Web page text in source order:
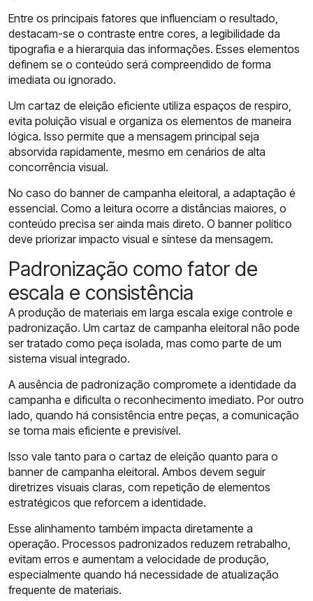
Entre os principais fatores que influenciam o resultado,
destacam-se o contraste entre cores, a legibilidade da
tipografia e a hierarquia das informações. Esses elementos
definem se o conteúdo será compreendido de forma
imediata ou ignorado.
Um cartaz de eleição eficiente utiliza espaços de respiro,
evita poluição visual e organiza os elementos de maneira
lógica. Isso permite que a mensagem principal seja
absorvida rapidamente, mesmo em cenários de alta
concorrência visual.
No caso do banner de campanha eleitoral, a adaptação é
essencial. Como a leitura ocorre a distâncias maiores, o
conteúdo precisa ser ainda mais direto. O banner político
deve priorizar impacto visual e síntese da mensagem.
Padronização como fator de
escala e consistência
A produção de materiais em larga escala exige controle e
padronização. Um cartaz de campanha eleitoral não pode
ser tratado como peça isolada, mas como parte de um
sistema visual integrado.
A ausência de padronização compromete a identidade da
campanha e dificulta o reconhecimento imediato. Por outro
lado, quando há consistência entre peças, a comunicação
se torna mais eficiente e previsível.
Isso vale tanto para o cartaz de eleição quanto para o
banner de campanha eleitoral. Ambos devem seguir
diretrizes visuais claras, com repetição de elementos
estratégicos que reforcem a identidade.
Esse alinhamento também impacta diretamente a
operação. Processos padronizados reduzem retrabalho,
evitam erros e aumentam a velocidade de produção,
especialmente quando há necessidade de atualização
frequente de materiais.